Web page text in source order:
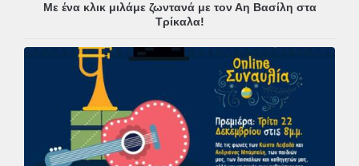
Με ένα κλικ μιλάμε ζωντανά με τον Αη Βασίλη στα
Τρίκαλα!